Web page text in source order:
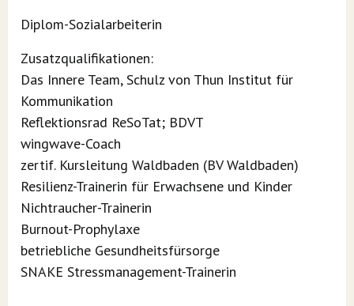
Diplom-Sozialarbeiterin
Zusatzqualifikationen:
Das Innere Team, Schulz von Thun Institut für
Kommunikation
Reflektionsrad ReSoTat; BDVT
wingwave-Coach
zertif. Kursleitung Waldbaden (BV Waldbaden)
Resilienz-Trainerin für Erwachsene und Kinder
Nichtraucher-Trainerin
Burnout-Prophylaxe
betriebliche Gesundheitsfürsorge
SNAKE Stressmanagement-Trainerin